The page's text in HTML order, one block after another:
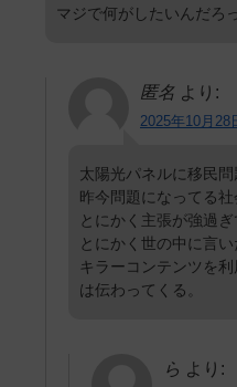
マジで何がしたいんだろ
匿名 より:
2025年10月28
太陽光パネルに移民
昨今問題になってる社
とにかく主張が強過ぎ
とにかく世の中に言
キラーコンテンツを
は伝わってくる。
ら より: